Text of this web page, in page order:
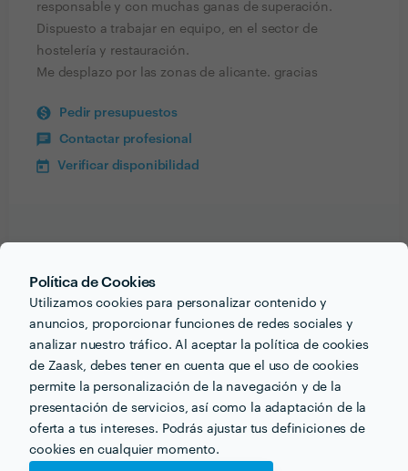
Política de Cookies
Utilizamos cookies para personalizar contenido y
anuncios, proporcionar funciones de redes sociales y
analizar nuestro tráfico. Al aceptar la política de cookies
de Zaask, debes tener en cuenta que el uso de cookies
permite la personalización de la navegación y de la
presentación de servicios, así como la adaptación de la
oferta a tus intereses. Podrás ajustar tus definiciones de
cookies en cualquier momento.
responsable y con muchas ganas de superación.
Dispuesto a trabajar en equipo, en el sector de
hostelería y restauración.
Me desplazo por las zonas de alicante. gracias
Pedir presupuestos
Contactar profesional
Verificar disponibilidad
email
Recibe varias propuestas de profesionales como
Juan Carlos cumes en pocas horas.